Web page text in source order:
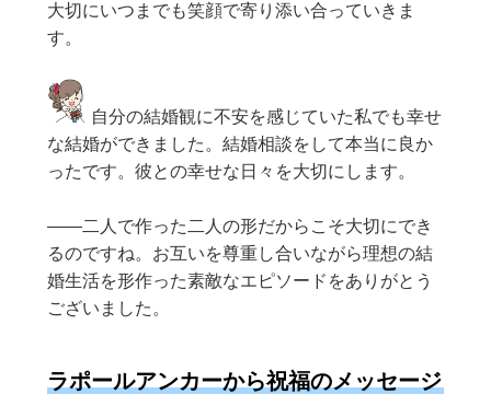
大切にいつまでも笑顔で寄り添い合っていきま
す。
自分の結婚観に不安を感じていた私でも幸せ
な結婚ができました。結婚相談をして本当に良か
ったです。彼との幸せな日々を大切にします。
——二人で作った二人の形だからこそ大切にでき
るのですね。お互いを尊重し合いながら理想の結
婚生活を形作った素敵なエピソードをありがとう
ございました。
ラポールアンカーから祝福のメッセージ